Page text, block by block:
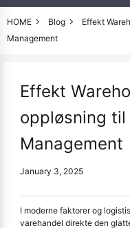
HOME Blog
Effekt
Management
Effekt
oppløsning
Management
January 3, 2025
I moderne faktorer og
varehandel direkte den